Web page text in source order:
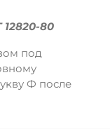
80
под
Ф после